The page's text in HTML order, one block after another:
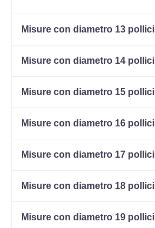
Misure con diametro 13 pollici
Misure con diametro 14 pollici
Misure con diametro 15 pollici
Misure con diametro 16 pollici
Misure con diametro 17 pollici
Misure con diametro 18 pollici
Misure con diametro 19 pollici